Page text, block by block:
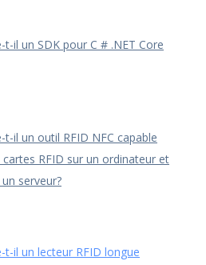
t-il un SDK pour C # .NET Core
t-il un outil RFID NFC capable
cartes RFID sur un ordinateur et
serveur?
t-il un lecteur RFID longue